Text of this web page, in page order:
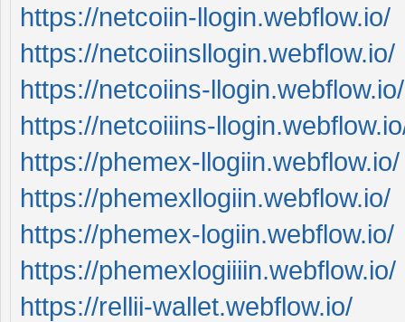
https://netcoiin-llogin.webflow.io/
https://netcoiinsllogin.webflow.io/
https://netcoiins-llogin.webflow.io/
https://netcoiiins-
https://phemex-llogiin.webflow.io/
https://phemexllogiin.webflow.io/
https://phemex-logiin.webflow.io/
https://phemexlogiiiin.webflow.io/
https://rellii-wallet.webflow.io/